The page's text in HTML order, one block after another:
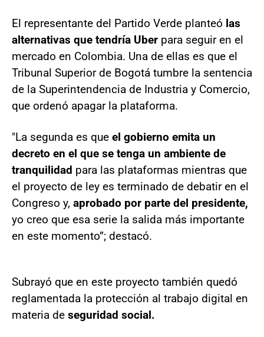
El representante del Partido Verde planteó las
alternativas que tendría Uber para seguir en el
mercado en Colombia. Una de ellas es que el
Tribunal Superior de Bogotá tumbre la sentencia
de la Superintendencia de Industria y Comercio,
que ordenó apagar la plataforma.
"La segunda es que el gobierno emita un
decreto en el que se tenga un ambiente de
tranquilidad para las plataformas mientras que
el proyecto de ley es terminado de debatir en el
Congreso y, aprobado por parte del presidente,
yo creo que esa serie la salida más importante
en este momento”; destacó.
Subrayó que en este proyecto también quedó
reglamentada la protección al trabajo digital en
materia de seguridad social.